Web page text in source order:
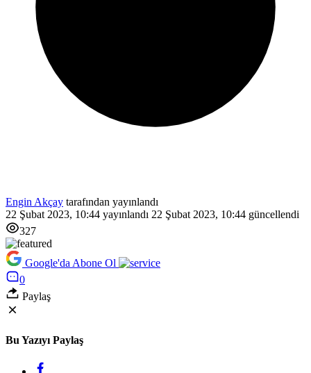
Engin Akçay tarafından yayınlandı
22 Şubat 2023, 10:44 yayınlandı 22 Şubat 2023, 10:44 güncellendi
327
Google'da Abone Ol
0
Paylaş
Bu Yazıyı Paylaş